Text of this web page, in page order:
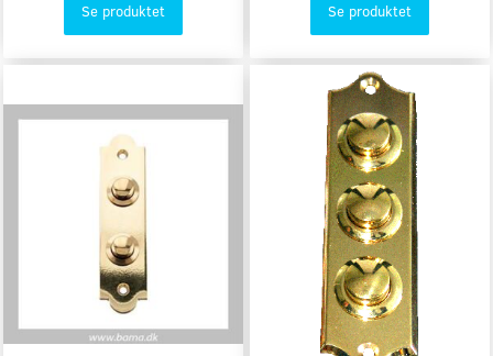
Se produktet Se produktet